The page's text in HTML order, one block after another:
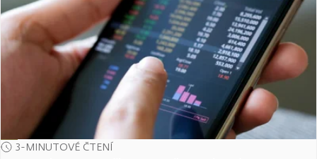
3-MINUTOVÉ ČTENÍ